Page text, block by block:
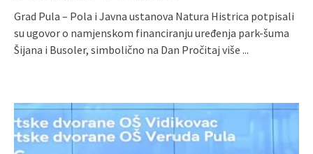
Grad Pula – Pola i Javna ustanova Natura Histrica potpisali
su ugovor o namjenskom financiranju uređenja park‑šuma
Šijana i Busoler, simbolično na Dan Pročitaj više ...